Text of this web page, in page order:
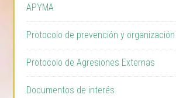
APYMA
Protocolo de prevención y
Protocolo de Agresiones Externas
Documentos de interés